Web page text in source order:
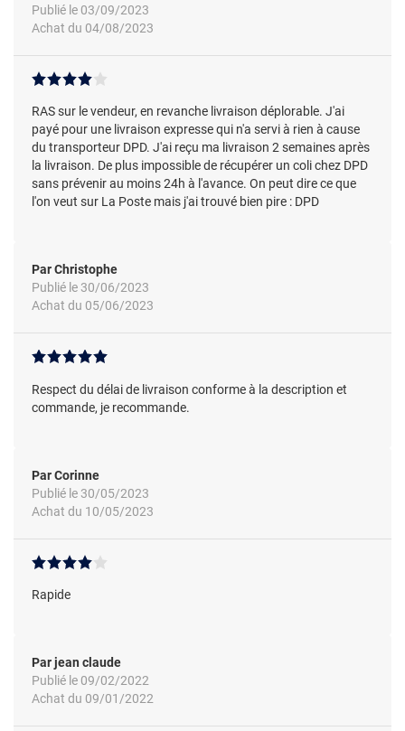
Publié le 03/09/2023
Achat du 04/08/2023
RAS sur le vendeur, en revanche livraison déplorable. J'ai
payé pour une livraison expresse qui n'a servi à rien à cause
du transporteur DPD. J'ai reçu ma livraison 2 semaines après
la livraison. De plus impossible de récupérer un coli chez DPD
sans prévenir au moins 24h à l'avance. On peut dire ce que
l'on veut sur La Poste mais j'ai trouvé bien pire : DPD
Par Christophe
Publié le 30/06/2023
Achat du 05/06/2023
Respect du délai de livraison conforme à la description et
commande, je recommande.
Par Corinne
Publié le 30/05/2023
Achat du 10/05/2023
Rapide
Par jean claude
Publié le 09/02/2022
Achat du 09/01/2022